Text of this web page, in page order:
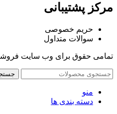
مرکز پشتیبانی
حریم خصوصی
سوالات متداول
تمامی حقوق برای وب سایت
منو
دسته بندی ها